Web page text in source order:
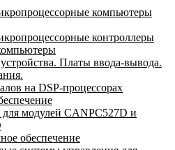
компьютеры
контроллеры
Платы ввода-вывода.
на DSP-процессорах
модулей CANPC527D и
обеспечение